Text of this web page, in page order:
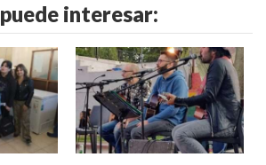
interesar: